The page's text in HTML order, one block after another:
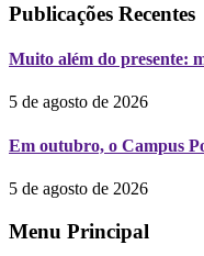
Publicações Recentes
Muito além do presente:
5 de agosto de 2026
Em outubro, o Campus
5 de agosto de 2026
Menu Principal